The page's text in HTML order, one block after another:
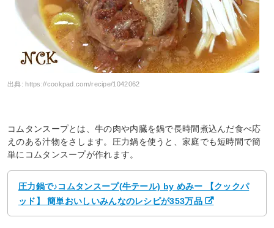
出典:https://cookpad.com/recipe/1042062
コムタンスープとは、牛の肉や内臓を鍋で長時間煮込んだ食べ応
えのある汁物をさします。圧力鍋を使うと、家庭でも短時間で簡
単にコムタンスープが作れます。
圧力鍋で♪コムタンスープ(牛テール) by めみー 【クックパ
ッド】 簡単おいしいみんなのレシピが353万品